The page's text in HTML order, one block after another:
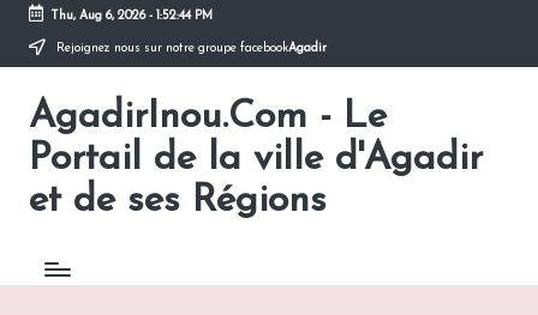
Skip
content
Thu, Aug 6, 2026- 1:52:44 PM
Rejoignez nous sur notre groupe facebookAgadir
AgadirInou.Com - Le
Portail de la ville d'Agadir
et de ses Régions
Toute
l'actualité
ville
en
un